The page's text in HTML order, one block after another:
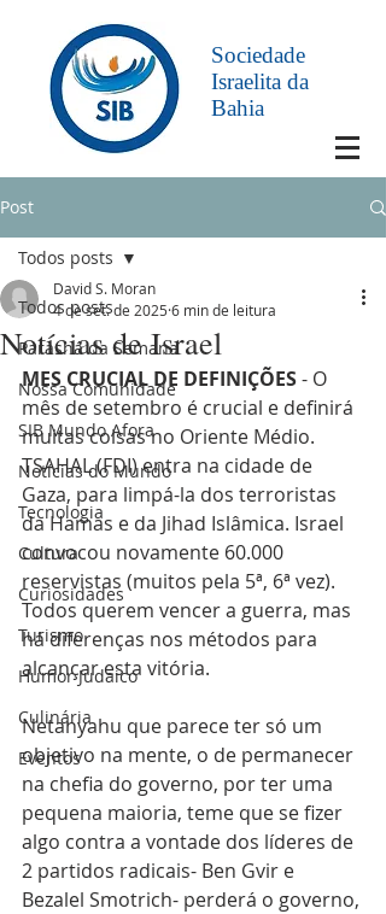
Sociedade
Israelita da
Bahia
Post
Todos posts
Parashá da Semana
Nossa Comunidade
SIB Mundo Afora
Notícias do Mundo
Tecnologia
Cultura
Curiosidades
Turismo
Humor Judaico
Culinária
Eventos
Todos posts
Notícias de Israel
David S. Moran
4 de set. de 2025 6 min de leitura
MES CRUCIAL DE DEFINIÇÕES - O
mês de setembro é crucial e definirá
muitas coisas no Oriente Médio.
TSAHAL (FDI) entra na cidade de
Gaza, para limpá-la dos terroristas
da Hamas e da Jihad Islâmica. Israel
convocou novamente 60.000
reservistas (muitos pela 5ª, 6ª vez).
Todos querem vencer a guerra, mas
há diferenças nos métodos para
alcançar esta vitória.
Netanyahu que parece ter só um
objetivo na mente, o de permanecer
na chefia do governo, por ter uma
pequena maioria, teme que se fizer
algo contra a vontade dos líderes de
2 partidos radicais- Ben Gvir e
Bezalel Smotrich- perderá o governo,